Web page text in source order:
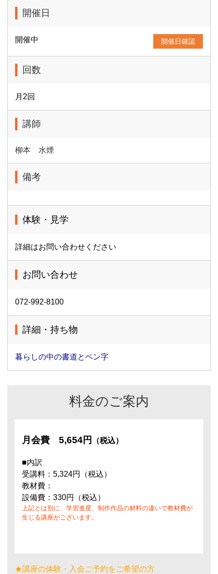
開催日
開催中 開催日確認
回数
月2回
講師
柳本 水煙
備考
体験・見学
詳細はお問い合わせください
お問い合わせ
072-992-8100
詳細・持ち物
暮らしの中の書道とペン字
料金のご案内
月会費 5,654円 （税込）
■内訳
受講料：5,324円（税込）
教材費：
設備費：330円（税込）
上記とは別に、学習進度、制作作品の材料の違いで教材費が
生じる講座がございます。
★講座の体験・入会ご予約をご希望の方